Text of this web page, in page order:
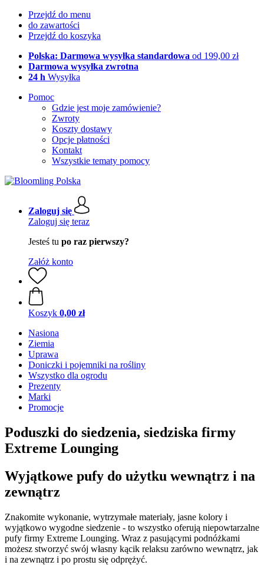
Przejdź do menu
do zawartości
Przejdź do koszyka
Polska: Darmowa wysyłka standardowa od 199,00 zł
Darmowa wysyłka zwrotna
24 h Wysyłka
Pomoc
Gdzie jest moje zamówienie?
Zwroty
Koszty dostawy
Opcje płatności
Kontakt
Wszystkie tematy pomocy
Zaloguj się
Zaloguj się teraz
Jesteś tu po raz pierwszy?
Załóż konto
Koszyk 0,00 zł
Nasiona
Ziemia
Uprawa
Doniczki i pojemniki na rośliny
Wszystko dla ogrodu
Prezenty
Marki
Promocje
Poduszki do siedzenia, siedziska firmy
Extreme Lounging
Wyjątkowe pufy do użytku wewnątrz i na
zewnątrz
Znakomite wykonanie, wytrzymałe materiały, jasne kolory i
wyjątkowo wygodne siedzenie - to wszystko oferują niepowtarzalne
pufy firmy Extreme Lounging. Wraz z pasującymi podnóżkami
możesz stworzyć swój własny kącik relaksu zarówno wewnątrz, jak
i na zewnątrz i po prostu się odprężyć.